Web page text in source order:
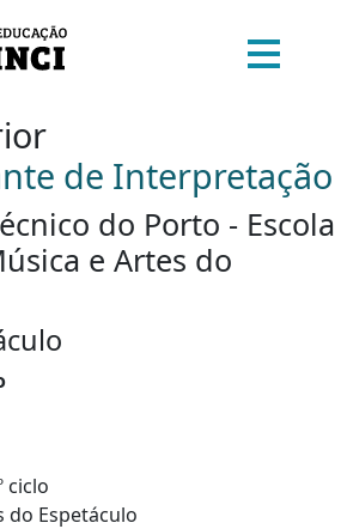
de Interpretação
do Porto - Escola
e Artes do
ciclo
do Espetáculo